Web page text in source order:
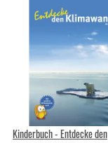
Kinderbuch - Entdecke den